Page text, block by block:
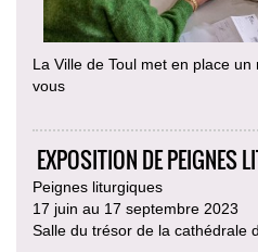
La Ville de Toul met en place
vous
EXPOSITION DE PEIGNES
Peignes liturgiques
17 juin au 17 septembre 2023
Salle du trésor de la cathédrale